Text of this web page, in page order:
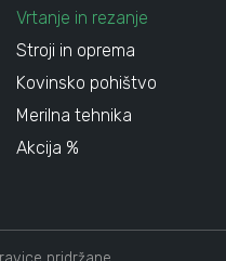
Vrtanje in rezanje
Stroji in oprema
Kovinsko pohištvo
Merilna tehnika
Akcija %